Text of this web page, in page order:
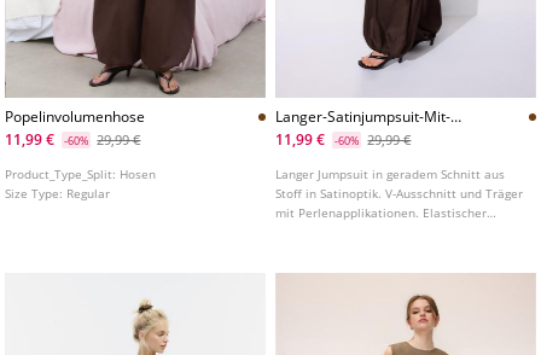
Popelinvolumenhose
11,99 €
-60% 29,99 €
Product_Type_Split: Hosen
Size Type: Regular
Langer-Satinjumpsuit-Mit-
Perlen
11,99 € -60% 29,99 €
Langer Jumpsuit in geradem Schnitt aus
Stoff in Satinoptik. V-Ausschnitt und Träger
mit Perlenapplikationen. Elastischer